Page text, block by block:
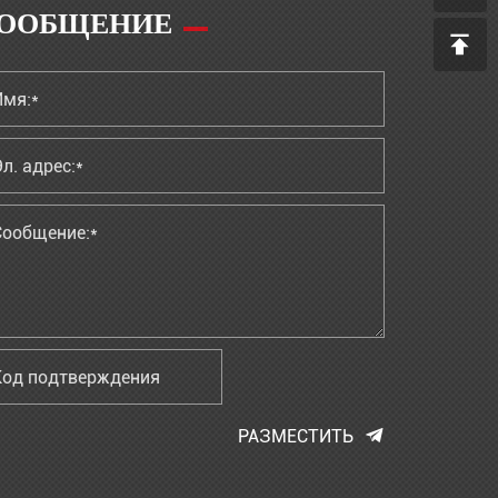
РАЗМЕСТИТЬ